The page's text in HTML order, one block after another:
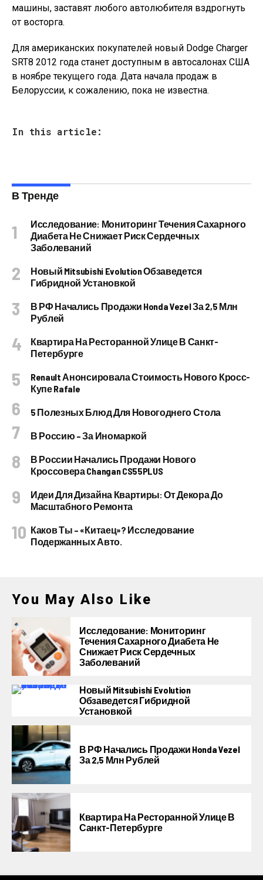
машины, заставят любого автолюбителя вздрогнуть
от восторга.
Для американских покупателей новый Dodge Charger
SRT8 2012 года станет доступным в автосалонах США
в ноябре текущего года. Дата начала продаж в
Белоруссии, к сожалению, пока не известна.
In this article:
В Тренде
Исследование: Мониторинг Течения Сахарного
Диабета Не Снижает Риск Сердечных
Заболеваний
Новый Mitsubishi Evolution Обзаведется
Гибридной Установкой
В РФ Начались Продажи Honda Vezel За 2,5 Млн
Рублей
Квартира На Ресторанной Улице В Санкт-
Петербурге
Renault Анонсировала Стоимость Нового Кросс-
Купе Rafale
5 Полезных Блюд Для Новогоднего Стола
В Россию – За Иномаркой
В России Начались Продажи Нового
Кроссовера Changan CS55PLUS
Идеи Для Дизайна Квартиры: От Декора До
Масштабного Ремонта
Каков Ты – «китаец»? Исследование
Подержанных Авто.
You May Also Like
Исследование: Мониторинг
Течения Сахарного Диабета Не
Снижает Риск Сердечных
Заболеваний
Новый Mitsubishi Evolution
Обзаведется Гибридной
Установкой
В РФ Начались Продажи Honda Vezel
За 2,5 Млн Рублей
Квартира На Ресторанной Улице В
Санкт-Петербурге